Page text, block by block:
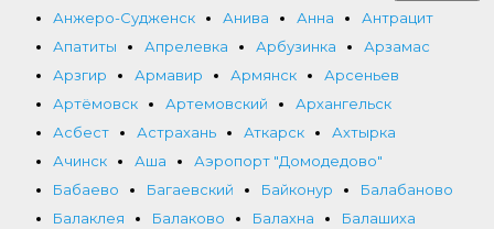
Анжеро-Судженск
Анива Анна
Антрацит
Апатиты
Апрелевка Арбузинка
Арзамас
Арзгир
Армавир Армянск
Арсеньев
Артёмовск
Артемовский
Архангельск
Асбест
Астрахань Аткарск
Ахтырка
Ачинск
Аша
Аэропорт "Домодедово"
Бабаево
Багаевский Байконур
Балабаново
Балаклея
Балаково Балахна
Балашиха